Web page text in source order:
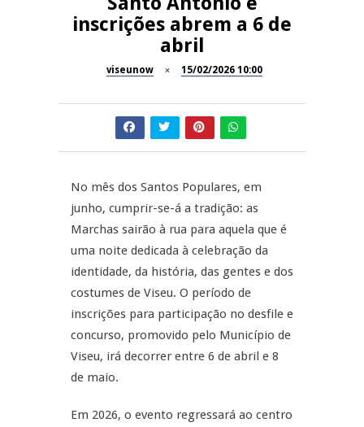
A Juiz Esclarece – Medidas a
executar no meio natural de
Inauguração Loja do Cidadão
Barrelas Summer Fest em Vila
Nova de Paiva
Now Opinião – Carolina
Almeida: Documentários de
Tauromaquia na RTP
Feira das Atividades
Económicas de Aguiar da Beira
inscrições abrem a 6 de
abril
viseunow 15/02/2026 10:00
No mês dos Santos Populares, em
junho, cumprir-se-á a tradição: as
Marchas sairão à rua para aquela que é
uma noite dedicada à celebração da
identidade, da história, das gentes e dos
costumes de Viseu. O período de
inscrições para participação no desfile e
concurso, promovido pelo Município de
Viseu, irá decorrer entre 6 de abril e 8
de maio.
Em 2026, o evento regressará ao centro